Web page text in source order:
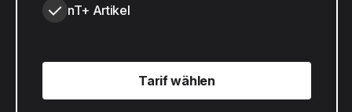
nT+ Artikel
Tarif wählen
Tarif wählen